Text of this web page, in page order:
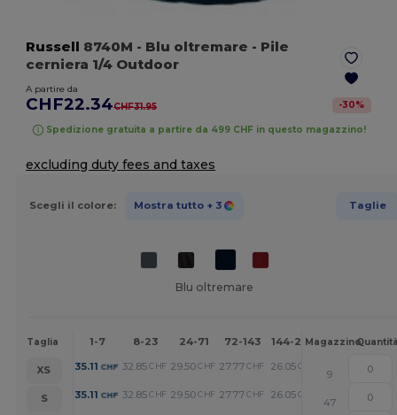
Russell 8740M - Blu oltremare - Pile
cerniera 1/4 Outdoor
A partire da
CHF22.34CHF31.95 -30%
Spedizione gratuita a partire da 499 CHF in questo magazzino!
excluding duty fees and taxes
Scegli il colore: Mostra tutto + 3 Taglie
Blu oltremare
Taglia 1-7 8-23 24-71 72-143 144-287 288 +
Magazzino
XS 35.11 CHF 32.85 CHF 29.50 CHF 27.77 CHF 26.05 CHF
9
S
35.11 CHF 32.85 CHF 29.50 CHF 27.77 CHF 26.05 CHF
47